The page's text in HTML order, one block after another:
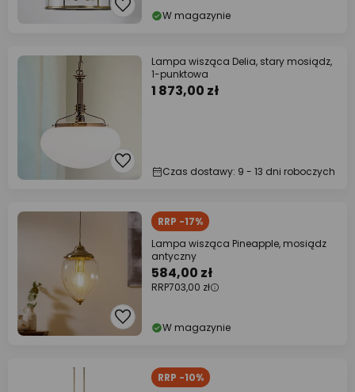
W magazynie
Lampa wisząca Delia, stary mosiądz,
1-punktowa
1 873,00 zł
Czas dostawy: 9 - 13 dni roboczych
RRP -17%
Lampa wisząca Pineapple, mosiądz
antyczny
584,00 zł
RRP703,00 zł
W magazynie
RRP -10%